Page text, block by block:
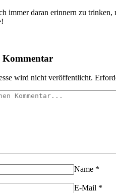
immer daran erinnern zu trinken,
Kommentar
wird nicht veröffentlicht.
Name *
E-Mail *